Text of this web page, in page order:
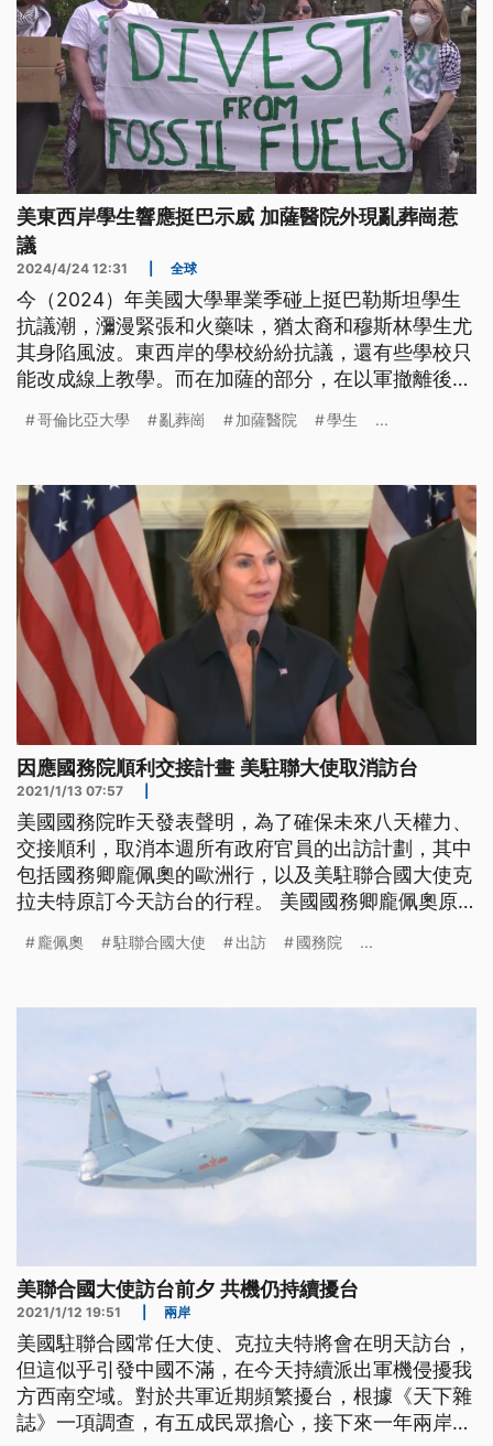
美東西岸學生響應挺巴示威 加薩醫院外現亂葬崗惹
議
2024/4/24 12:31 全球
今（2024）年美國大學畢業季碰上挺巴勒斯坦學生
抗議潮，瀰漫緊張和火藥味，猶太裔和穆斯林學生尤
其身陷風波。東西岸的學校紛紛抗議，還有些學校只
能改成線上教學。而在加薩的部分，在以軍撤離後，
軍非法處決。
哥倫比亞大學 亂葬崗 加薩醫院 學生 ...
因應國務院順利交接計畫 美駐聯大使取消訪台
2021/1/13 07:57
美國國務院昨天發表聲明，為了確保未來八天權力、
交接順利，取消本週所有政府官員的出訪計劃，其中
包括國務卿龐佩奧的歐洲行，以及美駐聯合國大使克
拉夫特原訂今天訪台的行程。 美國國務卿龐佩奧原
一次出訪，相關行程公布18小時後，宣布取消。國務
統當選人拜登團隊進行交接事宜，為確保未來8天權
龐佩奧 駐聯合國大使 出訪 國務院 ...
美聯合國大使訪台前夕 共機仍持續擾台
2021/1/12 19:51 兩岸
美國駐聯合國常任大使、克拉夫特將會在明天訪台，
但這似乎引發中國不滿，在今天持續派出軍機侵擾我
方西南空域。對於共軍近期頻繁擾台，根據《天下雜
誌》一項調查，有五成民眾擔心，接下來一年兩岸會